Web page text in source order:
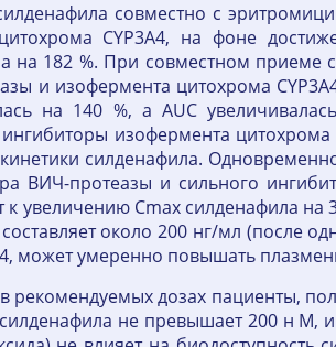
совместно с
CYP3A4, на фоне
на 182 %. При совместном приеме
и изофермента цитохрома
на 140 %, a AUC
изофермента цитохрома
силденафила.
ВИЧ-протеазы и сильного
увеличению Cmax силденафила на
около 200 нг/мл (после
может умеренно повышать
рекомендуемых дозах пациенты,
силденафила не превышает 200 н